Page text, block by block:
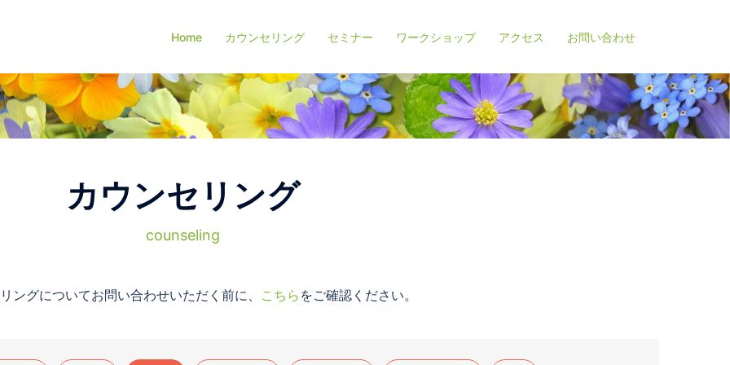
Home カウンセリング セミナー ワークショップ アクセス お問い合わせ
カウンセリング
counseling
ングについてお問い合わせいただく前に、 こちら をご確認ください。